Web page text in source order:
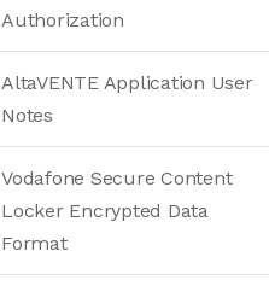
Authorization
AltaVENTE Application User
Notes
Vodafone Secure Content
Locker Encrypted Data
Format